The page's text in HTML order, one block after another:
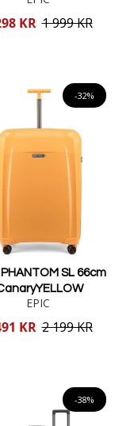
KR 1 999 KR
-32%
PHANTOM SL 66cm
EPIC
KR 2 199 KR
-38%